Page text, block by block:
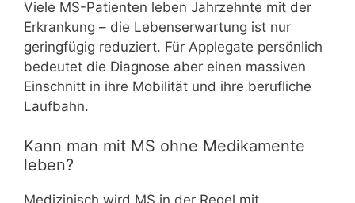
Viele MS-Patienten leben Jahrzehnte mit der
Erkrankung – die Lebenserwartung ist nur
geringfügig reduziert. Für Applegate persönlich
bedeutet die Diagnose aber einen massiven
Einschnitt in ihre Mobilität und ihre berufliche
Laufbahn.
Kann man mit MS ohne Medikamente
leben?
Medizinisch wird MS in der Regel mit